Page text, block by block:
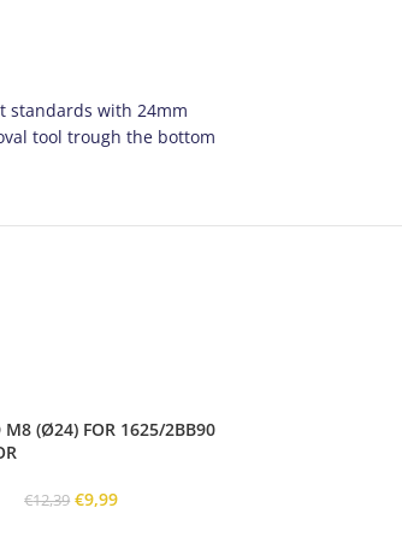
standards with 24mm
tool trough the bottom
M8 (Ø24) FOR 1625/2BB90
€12,39 €9,99